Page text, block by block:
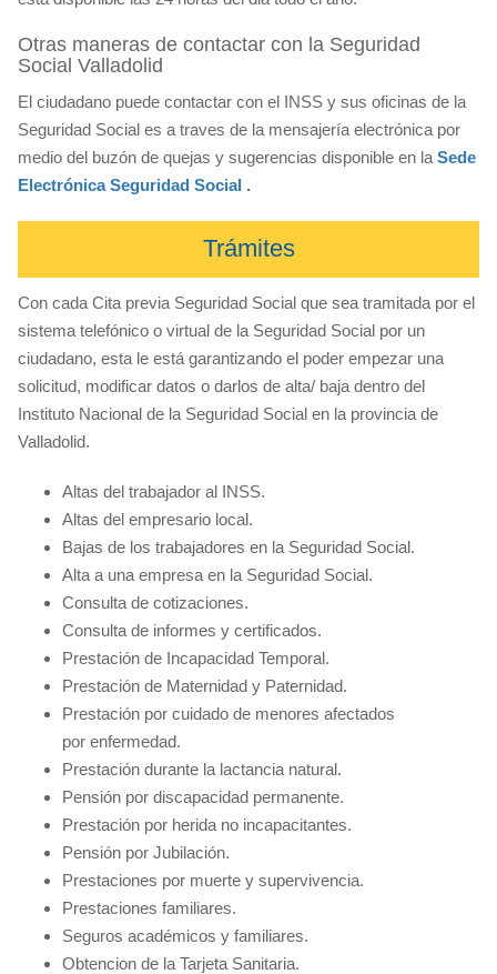
Otras maneras de contactar con la Seguridad
Social Valladolid
El ciudadano puede contactar con el INSS y sus oficinas de la
Seguridad Social es a traves de la mensajería electrónica por
medio del buzón de quejas y sugerencias disponible en la Sede
Electrónica Seguridad Social .
Trámites
Con cada Cita previa Seguridad Social que sea tramitada por el
sistema telefónico o virtual de la Seguridad Social por un
ciudadano, esta le está garantizando el poder empezar una
solicitud, modificar datos o darlos de alta/ baja dentro del
Instituto Nacional de la Seguridad Social en la provincia de
Valladolid.
Altas del trabajador al INSS.
Altas del empresario local.
Bajas de los trabajadores en la Seguridad Social.
Alta a una empresa en la Seguridad Social.
Consulta de cotizaciones.
Consulta de informes y certificados.
Prestación de Incapacidad Temporal.
Prestación de Maternidad y Paternidad.
Prestación por cuidado de menores afectados
por enfermedad.
Prestación durante la lactancia natural.
Pensión por discapacidad permanente.
Prestación por herida no incapacitantes.
Pensión por Jubilación.
Prestaciones por muerte y supervivencia.
Prestaciones familiares.
Seguros académicos y familiares.
Obtencion de la Tarjeta Sanitaria.